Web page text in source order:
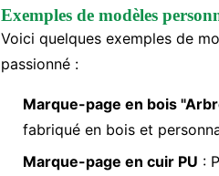
Exemples de modèles
Voici quelques exemples de
passionné :
Marque-page en bois
fabriqué en bois et
Marque-page en cuir PU :